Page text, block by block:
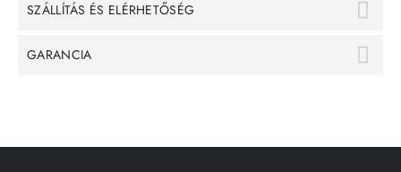
SZÁLLÍTÁS ÉS ELÉRHETŐSÉG
GARANCIA